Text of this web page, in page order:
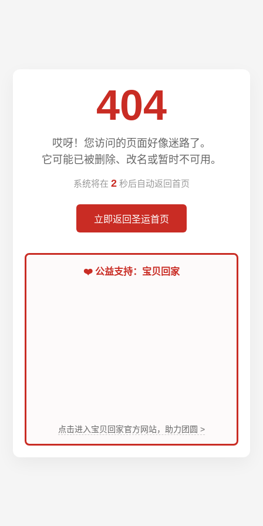
404
哎呀！您访问的页面好像迷路了。
它可能已被删除、改名或暂时不可用。
系统将在 2 秒后自动返回首页
立即返回圣运首页
❤️ 公益支持：宝贝回家
点击进入宝贝回家官方网站，助力团圆 >